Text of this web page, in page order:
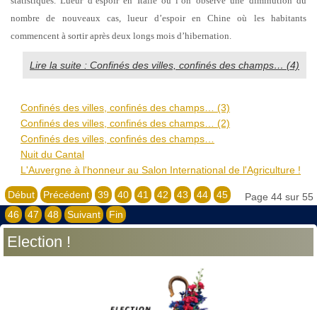
nombre de nouveaux cas, lueur d’espoir en Chine où les habitants
commencent à sortir après deux longs mois d’hibernation.
Lire la suite : Confinés des villes, confinés des champs… (4)
Confinés des villes, confinés des champs… (3)
Confinés des villes, confinés des champs… (2)
Confinés des villes, confinés des champs…
Nuit du Cantal
L'Auvergne à l'honneur au Salon International de l'Agriculture !
Page 44 sur 55
Début Précédent 39 40 41 42 43 44
45
46
47 48 Suivant Fin
Election !